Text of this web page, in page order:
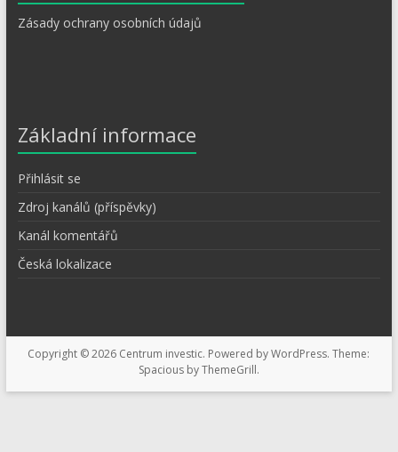
Zásady ochrany osobních údajů
Základní informace
Přihlásit se
Zdroj kanálů (příspěvky)
Kanál komentářů
Česká lokalizace
Copyright © 2026 Centrum investic. Powered byWordPress. Theme:
Spacious byThemeGrill.